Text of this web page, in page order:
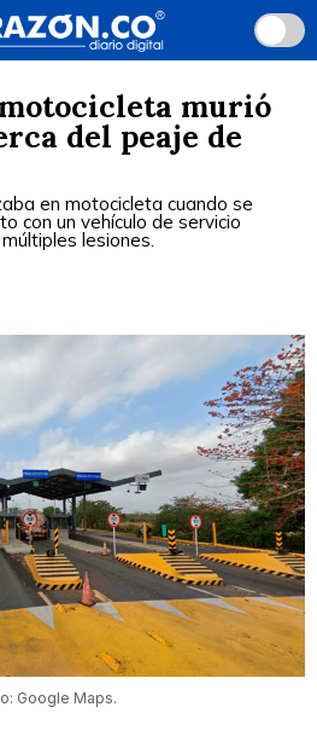
murió
del peaje de
en motocicleta cuando se
con un vehículo de servicio
lesiones.
Google Maps.